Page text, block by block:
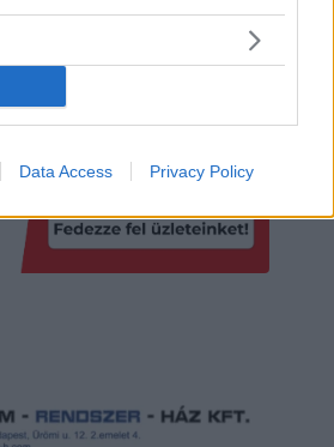
Data Access Privacy Policy